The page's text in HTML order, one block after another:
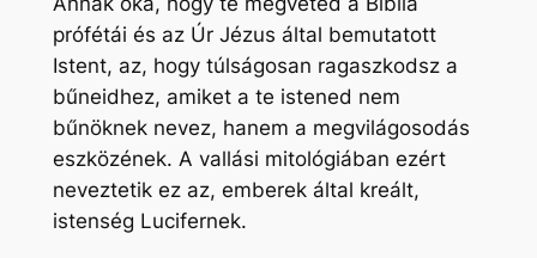
prófétái és az Úr Jézus által bemutatott
Istent, az, hogy túlságosan ragaszkodsz a
bűneidhez, amiket a te istened nem
bűnöknek nevez, hanem a megvilágosodás
eszközének. A vallási mitológiában ezért
neveztetik ez az, emberek által kreált,
istenség Lucifernek.